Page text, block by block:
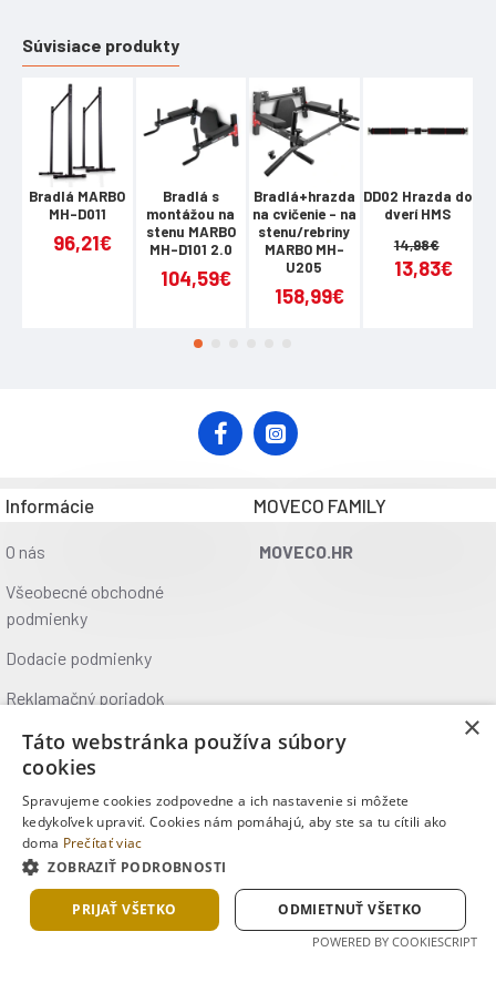
Bradlá:
Šírka bradiel: 107 cm
Výška od zeme: 120 cm
Rozmery vankúšov na bradlách: 33 x 15 cm
Výška od podlahy k podrúčkam: 126 cm
Čistá hmotnosť: 35 kg
Súvisiace produkty
Bradlá MARBO
MH-D011
96,21€
Bradlá s
montážou na
stenu MARBO
MH-D101 2.0
104,59€
Bradlá+hrazda
na cvičenie - na
stenu/rebriny
MARBO MH-
U205
158,99€
DD02 Hrazda do
dverí HMS
13,83€
14,98€
Informácie
O nás
Všeobecné obchodné
podmienky
Dodacie podmienky
Reklamačný poriadok
Ochrana údajov
Kontakt
Kde nás nájdete
MOVECO FAMILY
MOVECO.HR
Copyright © 2025, MOVECO s.r.o., Všetky práva vyhradené
×
Táto webstránka používa súbory
cookies
Spravujeme cookies zodpovedne a ich nastavenie si môžete
kedykoľvek upraviť. Cookies nám pomáhajú, aby ste sa tu cítili ako
doma Prečítať viac
ZOBRAZIŤ PODROBNOSTI
PRIJAŤ VŠETKO ODMIETNUŤ VŠETKO
POWERED BY COOKIESCRIPT